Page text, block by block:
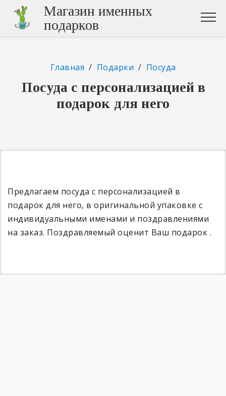
Магазин именных
подарков
Главная / Подарки / Посуда
Посуда с персонализацией в
подарок для него
Предлагаем посуда с персонализацией в
подарок для него, в оригинальной упаковке с
индивидуальными именами и поздравлениями
на заказ. Поздравляемый оценит Ваш подарок .